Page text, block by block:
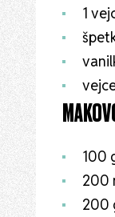
1
100
200
200